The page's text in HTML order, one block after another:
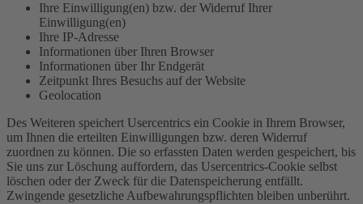
Ihre Einwilligung(en) bzw. der Widerruf Ihrer
Einwilligung(en)
Ihre IP-Adresse
Informationen über Ihren Browser
Informationen über Ihr Endgerät
Zeitpunkt Ihres Besuchs auf der Website
Geolocation
Des Weiteren speichert Usercentrics ein Cookie in Ihrem Browser,
um Ihnen die erteilten Einwilligungen bzw. deren Widerruf
zuordnen zu können. Die so erfassten Daten werden gespeichert, bis
Sie uns zur Löschung auffordern, das Usercentrics-Cookie selbst
löschen oder der Zweck für die Datenspeicherung entfällt.
Zwingende gesetzliche Aufbewahrungspflichten bleiben unberührt.